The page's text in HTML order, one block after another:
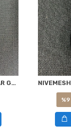
NIVEMESHOME COLMAR GOLD IMANLI PERDE TOKASI
%9